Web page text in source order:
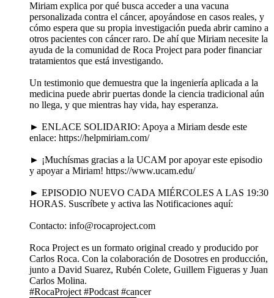
Miriam explica por qué busca acceder a una vacuna
personalizada contra el cáncer, apoyándose en casos reales, y
cómo espera que su propia investigación pueda abrir camino a
otros pacientes con cáncer raro. De ahí que Miriam necesite la
ayuda de la comunidad de Roca Project para poder financiar
tratamientos que está investigando.
Un testimonio que demuestra que la ingeniería aplicada a la
medicina puede abrir puertas donde la ciencia tradicional aún
no llega, y que mientras hay vida, hay esperanza.
► ENLACE SOLIDARIO: Apoya a Miriam desde este
enlace: https://helpmiriam.com/
► ¡Muchísmas gracias a la UCAM por apoyar este episodio
y apoyar a Miriam! https://www.ucam.edu/
► EPISODIO NUEVO CADA MIÉRCOLES A LAS 19:30
HORAS. Suscríbete y activa las Notificaciones aquí:
Contacto: info@rocaproject.com
Roca Project es un formato original creado y producido por
Carlos Roca. Con la colaboración de Dosotres en producción,
junto a David Suarez, Rubén Colete, Guillem Figueras y Juan
Carlos Molina.
#RocaProject #Podcast #cancer